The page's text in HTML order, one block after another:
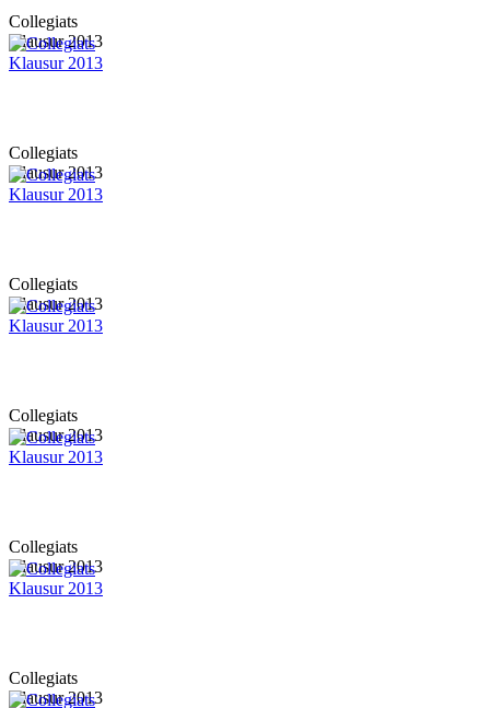
Collegiats
Klausur 2013
Collegiats
Klausur 2013
Collegiats
Klausur 2013
Collegiats
Klausur 2013
Collegiats
Klausur 2013
Collegiats
Klausur 2013